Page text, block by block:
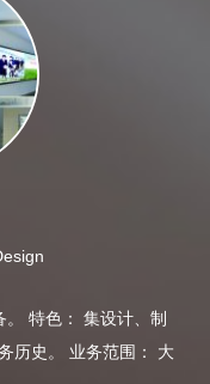
特色： 集设计、制
历史。 业务范围： 大